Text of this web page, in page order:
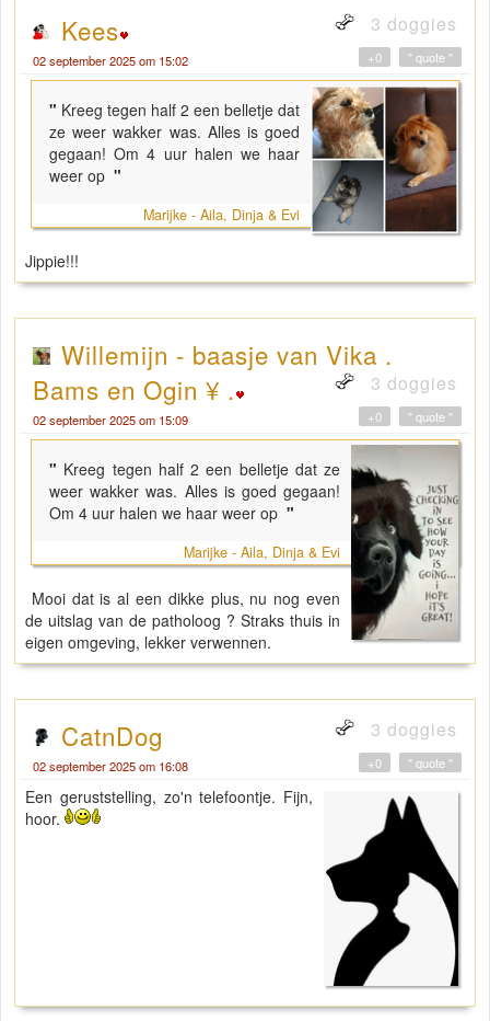
Kees 3 doggies
02 september 2025 om 15:02 " quote "
+0
" Kreeg tegen half 2 een belletje dat
ze weer wakker was. Alles is goed
gegaan! Om 4 uur halen we haar
weer op "
Marijke - Aila, Dinja & Evi
Jippie!!!
Willemijn - baasje van Vika .
Bams en Ogin ¥ .
3 doggies
02 september 2025 om 15:09 " quote "
+0
" Kreeg tegen half 2 een belletje dat ze
weer wakker was. Alles is goed gegaan!
Om 4 uur halen we haar weer op "
Marijke - Aila, Dinja & Evi
Mooi dat is al een dikke plus, nu nog even
de uitslag van de patholoog ? Straks thuis in
eigen omgeving, lekker verwennen.
CatnDog 3 doggies
02 september 2025 om 16:08 " quote "
+0
Een geruststelling, zo'n telefoontje. Fijn,
hoor.